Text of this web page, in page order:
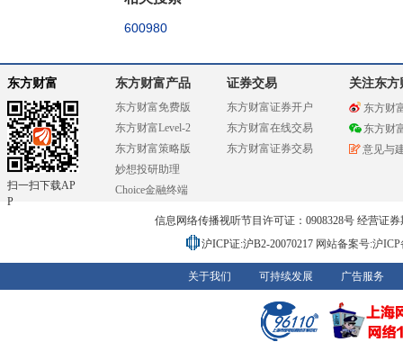
600980
东方财富
扫一扫下载AP
P
东方财富产品
东方财富免费版
东方财富Level-2
东方财富策略版
妙想投研助理
Choice金融终端
证券交易
东方财富证券开户
东方财富在线交易
东方财富证券交易
关注东方
东方财
东方财
意见与
信息网络传播视听节目许可证：0908328号 经营证
沪ICP证:沪B2-20070217 网站备案号:沪
关于我们 可持续发展 广告服务